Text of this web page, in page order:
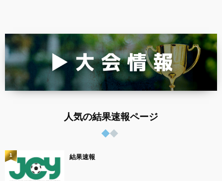
人気の結果速報ページ
結果速報
1